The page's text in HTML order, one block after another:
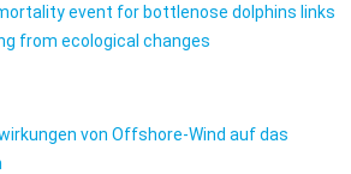
event for bottlenose dolphins links
from ecological changes
von Offshore-Wind auf das